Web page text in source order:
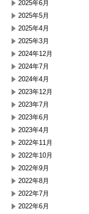
2025年6月
2025年5月
2025年4月
2025年3月
2024年12月
2024年7月
2024年4月
2023年12月
2023年7月
2023年6月
2023年4月
2022年11月
2022年10月
2022年9月
2022年8月
2022年7月
2022年6月